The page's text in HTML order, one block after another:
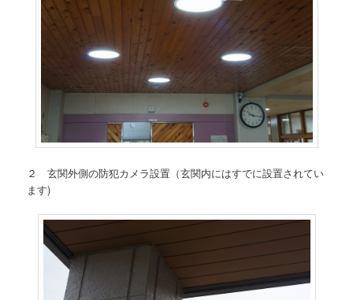
２ 玄関外側の防犯カメラ設置（玄関内にはすでに設置されてい
ます)